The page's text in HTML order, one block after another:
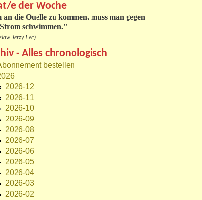
e der Woche
an die Quelle zu kommen, muss man gegen
schwimmen."
Jerzy Lec)
- Alles chronologisch
bestellen
2026-12
2026-11
2026-10
2026-09
2026-08
2026-07
2026-06
2026-05
2026-04
2026-03
2026-02